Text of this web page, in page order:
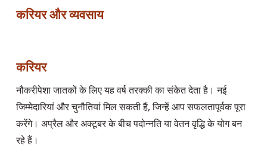
करियर और व्यवसाय
करियर
नौकरीपेशा जातकों के लिए यह वर्ष तरक्की का संकेत देता है। नई
जिम्मेदारियां और चुनौतियां मिल सकती हैं, जिन्हें आप सफलतापूर्वक पूरा
करेंगे। अप्रैल और अक्टूबर के बीच पदोन्नति या वेतन वृद्धि के योग बन